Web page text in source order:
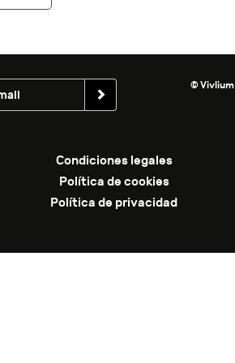
© Vivlium
Condiciones legales
Política de cookies
Política de privacidad